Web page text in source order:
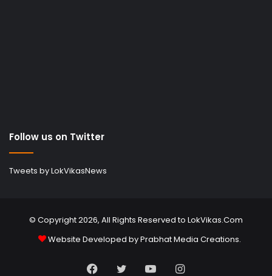
Follow us on Twitter
Tweets by LokVikasNews
© Copyright 2026, All Rights Reserved to LokVikas.Com
Website Developed byPrabhat Media Creations.
Facebook
TwitterYouTubeInstagram